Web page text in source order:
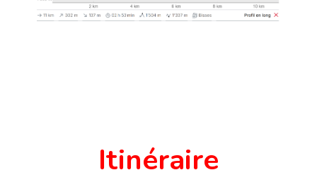
Itinéraire